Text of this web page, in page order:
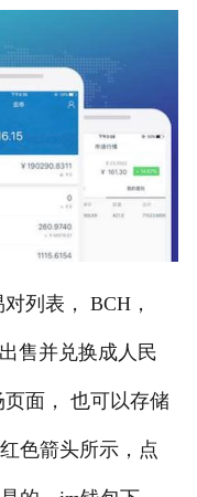
列表， BCH，
售并兑换成人民
面， 也可以存储
色箭头所示，点